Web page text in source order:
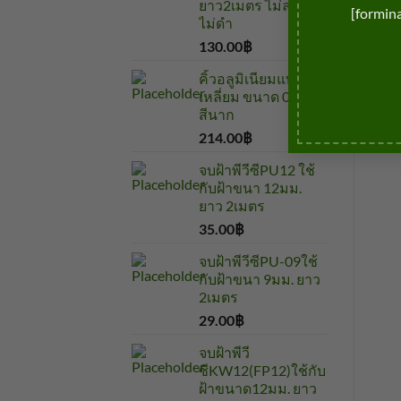
ยาว2เมตร ไม่ลอก
ไม่ดำ
130.00฿
คิ้วอลูมิเนียมแบบ
เหลี่ยม ขนาด 0.9 ซม
สีนาก
214.00฿
จบฝ้าพีวีซีPU12 ใช้
กับฝ้าขนา 12มม.
ยาว 2เมตร
35.00฿
จบฝ้าพีวีซีPU-09ใช้
กับฝ้าขนา 9มม. ยาว
2เมตร
29.00฿
จบฝ้าพีวี
ซีKW12(FP12)ใช้กับ
ฝ้าขนาด12มม. ยาว